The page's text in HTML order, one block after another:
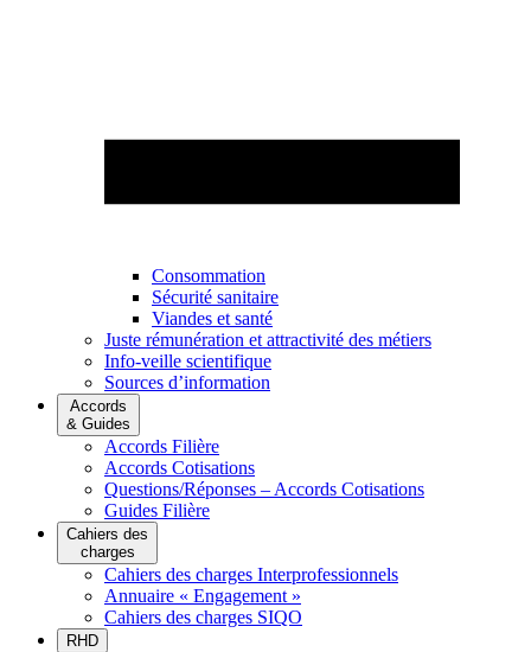
Consommation
Sécurité sanitaire
Viandes et santé
Juste rémunération et attractivité des métiers
Info-veille scientifique
Sources d’information
Accords
& Guides
Accords Filière
Accords Cotisations
Questions/Réponses – Accords Cotisations
Guides Filière
Cahiers des
charges
Cahiers des charges Interprofessionnels
Annuaire « Engagement »
Cahiers des charges SIQO
RHD